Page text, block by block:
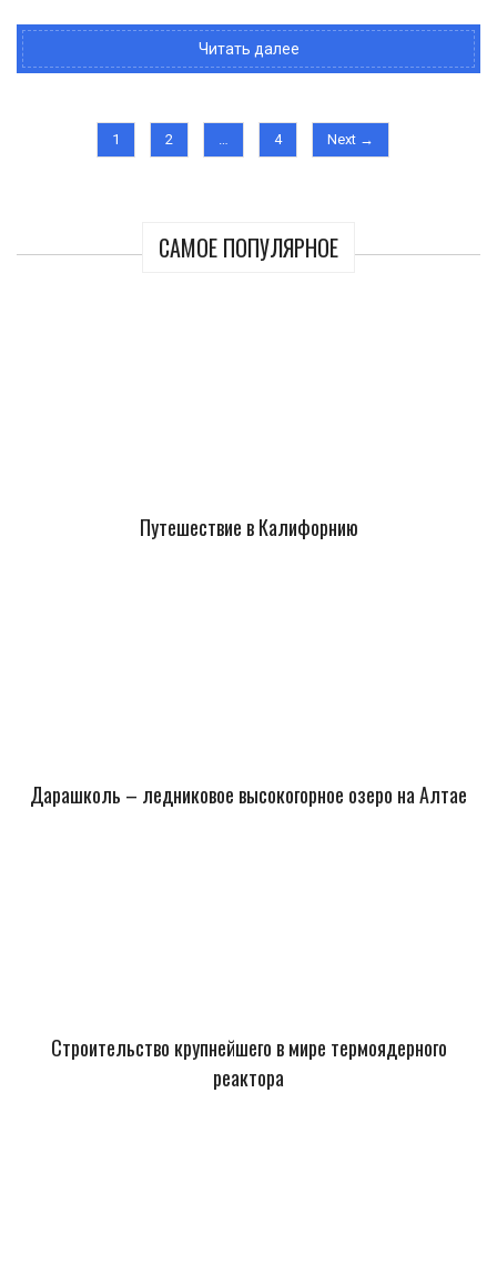
Читать далее
1 2 4 Next →
САМОЕ ПОПУЛЯРНОЕ
Путешествие в Калифорнию
Дарашколь – ледниковое высокогорное озеро на Алтае
Строительство крупнейшего в мире термоядерного
реактора